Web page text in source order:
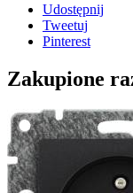
Udostępnij
Tweetuj
Pinterest
Zakupione